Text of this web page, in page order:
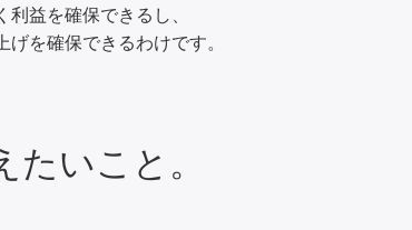
益を確保できるし、
を確保できるわけです。
たいこと。